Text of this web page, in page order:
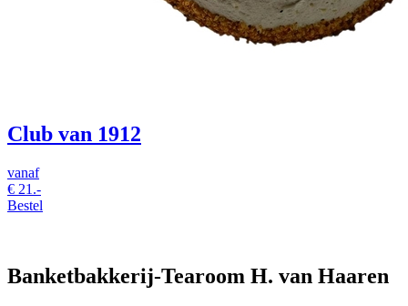
Club van 1912
vanaf
€ 21.-
Bestel
Banketbakkerij-Tearoom H. van Haaren